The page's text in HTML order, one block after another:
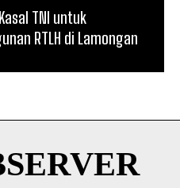
TNI untuk
RTLH di Lamongan